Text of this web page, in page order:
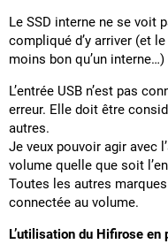
Le SSD interne ne se voit
compliqué d’y arriver (et
moins bon qu’un interne…)
L’entrée USB n’est pas
erreur. Elle doit être
autres.
Je veux pouvoir agir avec
volume quelle que soit
Toutes les autres marques
connectée au volume.
L’utilisation du Hifirose en